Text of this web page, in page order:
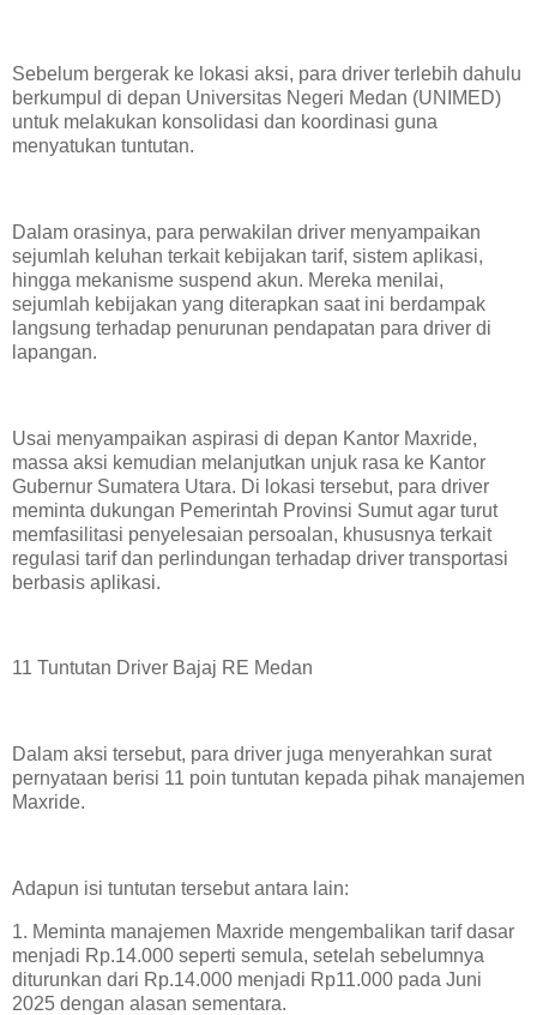
Sebelum bergerak ke lokasi aksi, para driver terlebih dahulu
berkumpul di depan Universitas Negeri Medan (UNIMED)
untuk melakukan konsolidasi dan koordinasi guna
menyatukan tuntutan.
Dalam orasinya, para perwakilan driver menyampaikan
sejumlah keluhan terkait kebijakan tarif, sistem aplikasi,
hingga mekanisme suspend akun. Mereka menilai,
sejumlah kebijakan yang diterapkan saat ini berdampak
langsung terhadap penurunan pendapatan para driver di
lapangan.
Usai menyampaikan aspirasi di depan Kantor Maxride,
massa aksi kemudian melanjutkan unjuk rasa ke Kantor
Gubernur Sumatera Utara. Di lokasi tersebut, para driver
meminta dukungan Pemerintah Provinsi Sumut agar turut
memfasilitasi penyelesaian persoalan, khususnya terkait
regulasi tarif dan perlindungan terhadap driver transportasi
berbasis aplikasi.
11 Tuntutan Driver Bajaj RE Medan
Dalam aksi tersebut, para driver juga menyerahkan surat
pernyataan berisi 11 poin tuntutan kepada pihak manajemen
Maxride.
Adapun isi tuntutan tersebut antara lain:
1. Meminta manajemen Maxride mengembalikan tarif dasar
menjadi Rp.14.000 seperti semula, setelah sebelumnya
diturunkan dari Rp.14.000 menjadi Rp11.000 pada Juni
2025 dengan alasan sementara.